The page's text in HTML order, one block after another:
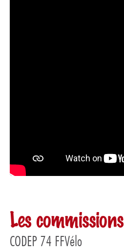
Les commissions
CODEP 74 FFVélo